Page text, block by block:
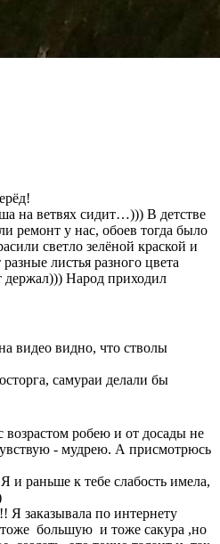
на ветвях сидит…))) В детстве
ремонт у нас, обоев тогда было
светло зелёной краской и
листья разного цвета
держал))) Народ приходил
видео видно, что стволы
самураи делали бы
возрастом робею и от досады не
- мудрею. А присмотрюсь
и раньше к тебе слабость имела,
Я заказывала по интернету
большую и тоже сакура ,но